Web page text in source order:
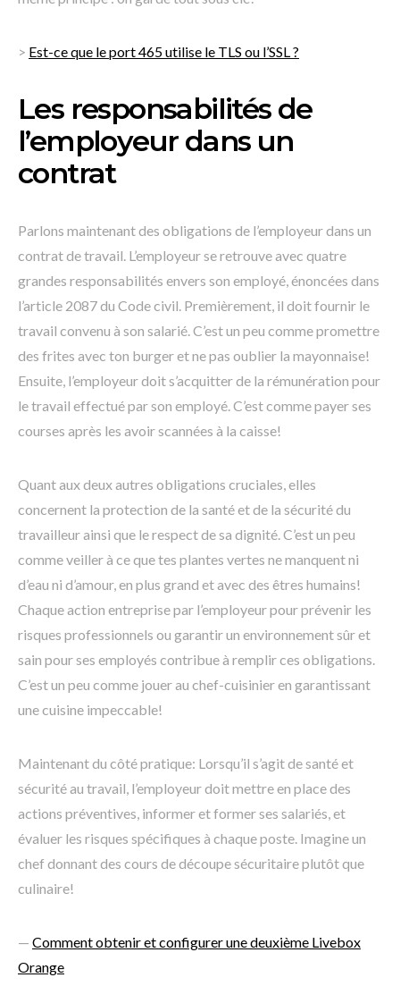
> Est-ce que le port 465 utilise le TLS ou l’SSL ?
Les responsabilités de
l’employeur dans un
contrat
Parlons maintenant des obligations de l’employeur dans un
contrat de travail. L’employeur se retrouve avec quatre
grandes responsabilités envers son employé, énoncées dans
l’article 2087 du Code civil. Premièrement, il doit fournir le
travail convenu à son salarié. C’est un peu comme promettre
des frites avec ton burger et ne pas oublier la mayonnaise!
Ensuite, l’employeur doit s’acquitter de la rémunération pour
le travail effectué par son employé. C’est comme payer ses
courses après les avoir scannées à la caisse!
Quant aux deux autres obligations cruciales, elles
concernent la protection de la santé et de la sécurité du
travailleur ainsi que le respect de sa dignité. C’est un peu
comme veiller à ce que tes plantes vertes ne manquent ni
d’eau ni d’amour, en plus grand et avec des êtres humains!
Chaque action entreprise par l’employeur pour prévenir les
risques professionnels ou garantir un environnement sûr et
sain pour ses employés contribue à remplir ces obligations.
C’est un peu comme jouer au chef-cuisinier en garantissant
une cuisine impeccable!
Maintenant du côté pratique: Lorsqu’il s’agit de santé et
sécurité au travail, l’employeur doit mettre en place des
actions préventives, informer et former ses salariés, et
évaluer les risques spécifiques à chaque poste. Imagine un
chef donnant des cours de découpe sécuritaire plutôt que
culinaire!
— Comment obtenir et configurer une deuxième Livebox
Orange